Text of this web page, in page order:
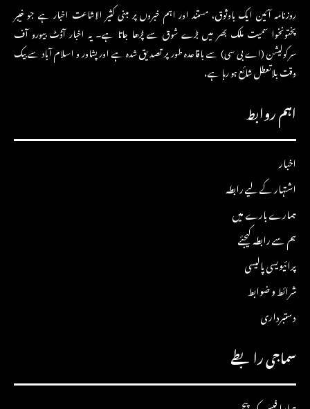
روزنامہ آئین ایک باوثوق، مستند اور اہم خبروں پر مبنی کثیر الاشاعت اخبار ہے جو خیبر
پختونخوا سمیت ملک بھر میں بڑے شوق سے پڑھا جاتا ہے۔ یہ اخبار آڈٹ بیورو آف
سرکولیشن (اے بی سی) سے باقاعدہ طور پر تصدیق شدہ ہے اور پشاور و اسلام آباد سے بیک
وقت بلاتعطل شائع ہو رہا ہے،
اہم روابط
اخبار
اشتہار کے لیے رابطہ
ہمارے بارے میں
ہم سے رابطہ کیجئے
پرائیویسی پالیسی
شرائط و ضوابط
دستبرداری
سماجی رابطے